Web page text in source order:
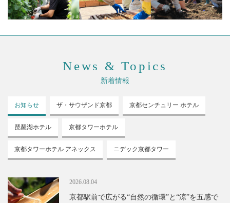
News & Topics
新着情報
お知らせ ザ・サウザンド京都 京都センチュリー ホテル
琵琶湖ホテル 京都タワーホテル
京都タワーホテル アネックス ニデック京都タワー
2026.08.04
京都駅前で広がる“自然の循環”と“涼”を五感で